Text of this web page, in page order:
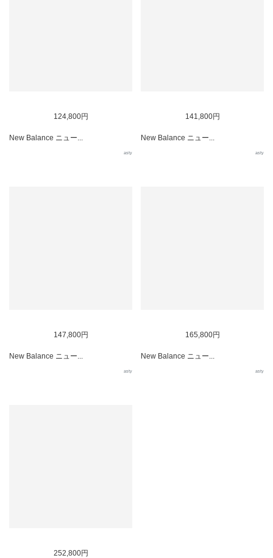
124,800円
New Balance ニュー...
asty
141,800円
New Balance ニュー...
asty
147,800円
New Balance ニュー...
asty
165,800円
New Balance ニュー...
asty
252,800円